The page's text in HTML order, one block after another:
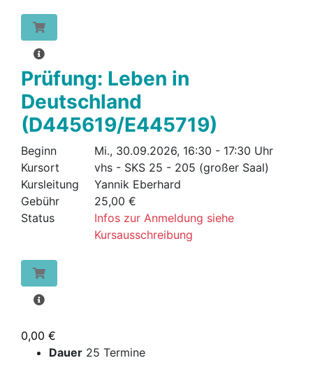
Prüfung: Leben in
Deutschland
(D445619/E445719)
Beginn
Mi., 30.09.2026, 16:30 - 17:30 Uhr
Kursort
vhs - SKS 25 - 205 (großer Saal)
Kursleitung
Yannik Eberhard
Gebühr
25,00 €
Status
Infos zur Anmeldung siehe
Kursausschreibung
0,00 €
Dauer 25 Termine